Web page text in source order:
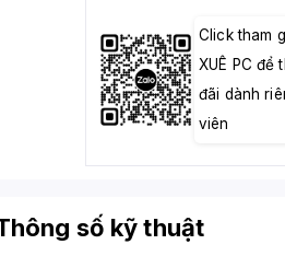
Click tham
XUÊ PC để
đãi dành
viên
số kỹ thuật